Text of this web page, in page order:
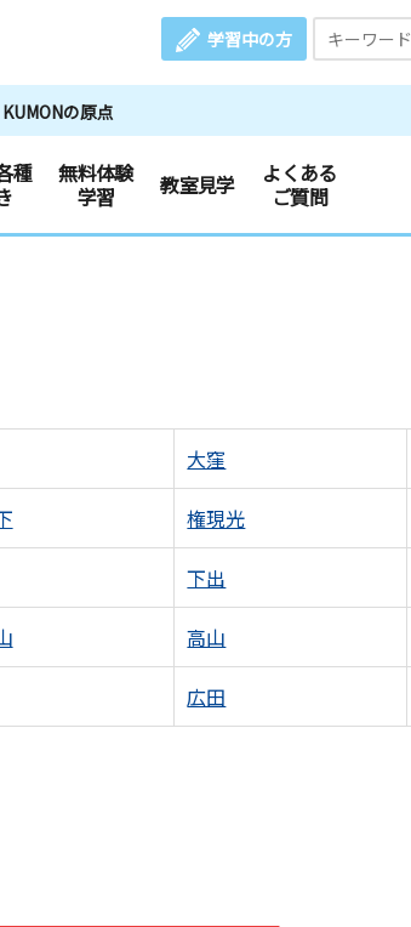
学習中の方
KUMONの原点
種
無料体験
学習
教室見学
よくある
ご質問
大窪
権現光
下出
高山
広田